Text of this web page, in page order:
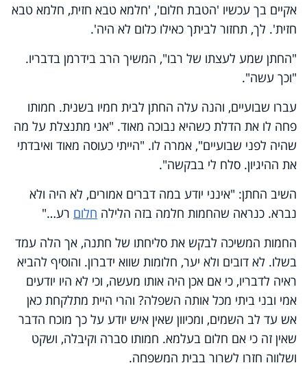
אקיים בך עכשיו 'הטבת חלום', 'חלמא טבא חזית, חלמא טבא
חזית'. לך, תחזור לביתך כאילו כלום לא היה'.
"החתן שמע לעצתו של רבו", המשיך הרב בידרמן בדבריו.
"וכך עשה".
עברו שבועיים, והנה עלה החתן לבית חמיו בשנית. חמותו
פחה לו את הדלת כשהיא נבוכה מאוד. "אני מתנצלת על מה
שהיה לפני שבועיים", אמרה לו. "הייתי כעוסה מאוד ואיבדתי
את ההיגיון. סלח לי בבקשה".
השיב החתן: "אינני יודע במה דברים אמורים, לא היה ולא
נברא. כנראה שהחמות חלמה בזה הלילה חלום רע…"
החמות המשיכה לבקש את סליחתו של חתנה, אך הלה עמד
בשלו. לא דובים ולא יער, חלומות שווא ידברון. והוסיף להביא
ראיה לדבריו, כי אם אכן היה אותו מעשה, וכי לא היו יודעים
אמי ובני ביתי מכל אותה השפלה? והרי היית מתלקחת כאן
אש עד לב השמים, ומכיוון שאין איש יודע על כך מוכח הדבר
שאין זה כי אם חלום בעלמא. חמותו סברה וקיבלה, ושקט
ושלווה חזרו לשרור בבית המשפחה.